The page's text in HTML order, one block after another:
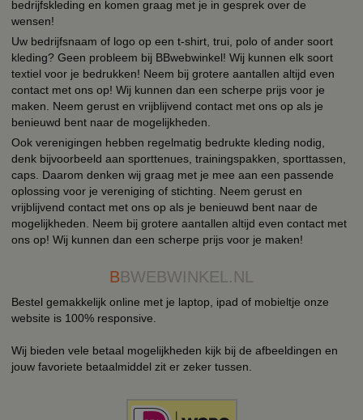
bedrijfskleding en komen graag met je in gesprek over de
wensen!
Uw bedrijfsnaam of logo op een t-shirt, trui, polo of ander soort
kleding? Geen probleem bij BBwebwinkel! Wij kunnen elk soort
textiel voor je bedrukken! Neem bij grotere aantallen altijd even
contact met ons op! Wij kunnen dan een scherpe prijs voor je
maken. Neem gerust en vrijblijvend contact met ons op als je
benieuwd bent naar de mogelijkheden.
Ook verenigingen hebben regelmatig bedrukte kleding nodig,
denk bijvoorbeeld aan sporttenues, trainingspakken, sporttassen,
caps. Daarom denken wij graag met je mee aan een passende
oplossing voor je vereniging of stichting. Neem gerust en
vrijblijvend contact met ons op als je benieuwd bent naar de
mogelijkheden. Neem bij grotere aantallen altijd even contact met
ons op! Wij kunnen dan een scherpe prijs voor je maken!
BBWEBWINKEL.NL
Bestel gemakkelijk online met je laptop, ipad of mobieltje onze
website is 100% responsive.
Wij bieden vele betaal mogelijkheden kijk bij de afbeeldingen en
jouw favoriete betaalmiddel zit er zeker tussen.